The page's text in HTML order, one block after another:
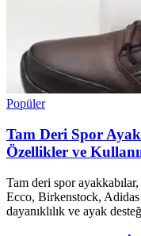
Popüler
Tam Deri Spor
Özellikler ve
Tam deri spor
Ecco, Birkenstock,
dayanıklılık ve ayak